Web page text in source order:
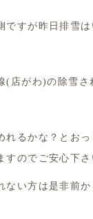
ですが昨日排雪
(店がわ)の除雪さ
れるかな？とおっ
すのでご安心下さ
ない方は是非前か